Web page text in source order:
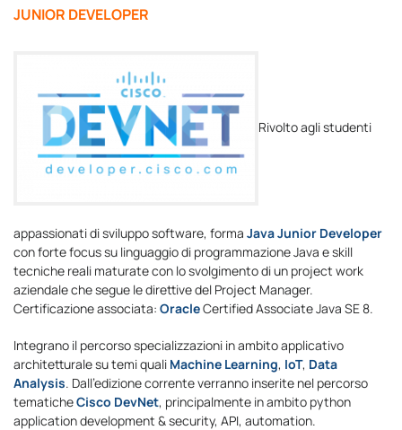
JUNIOR DEVELOPER
Rivolto agli studenti
appassionati di sviluppo software, forma Java Junior Developer
con forte focus su linguaggio di programmazione Java e skill
tecniche reali maturate con lo svolgimento di un project work
aziendale che segue le direttive del Project Manager.
Certificazione associata: OracleCertified Associate Java SE 8.
Integrano il percorso specializzazioni in ambito applicativo
architetturale su temi quali Machine Learning, IoT, Data
Analysis. Dall’edizione corrente verranno inserite nel percorso
tematicheCisco DevNet, principalmente in ambito python
application development & security, API, automation.